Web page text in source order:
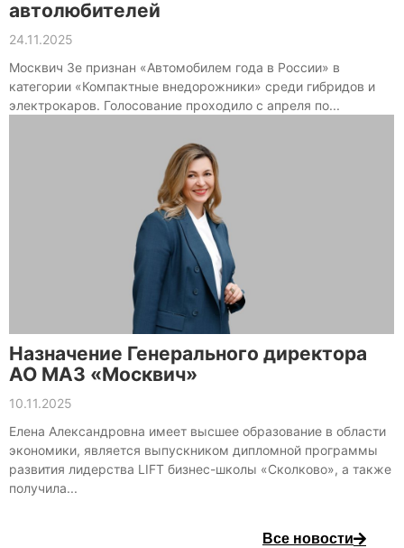
автолюбителей
24.11.2025
Москвич 3e признан «Автомобилем года в России» в
категории «Компактные внедорожники» среди гибридов и
электрокаров. Голосование проходило с апреля по...
Назначение Генерального директора
АО МАЗ «Москвич»
10.11.2025
Елена Александровна имеет высшее образование в области
экономики, является выпускником дипломной программы
развития лидерства LIFT бизнес-школы «Сколково», а также
получила...
Все новости